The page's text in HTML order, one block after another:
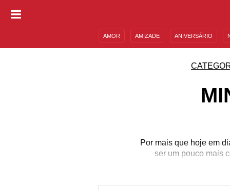
AMOR AMIZADE ANIVERSÁRIO
Por mais que hoje em
ser um pouco mais